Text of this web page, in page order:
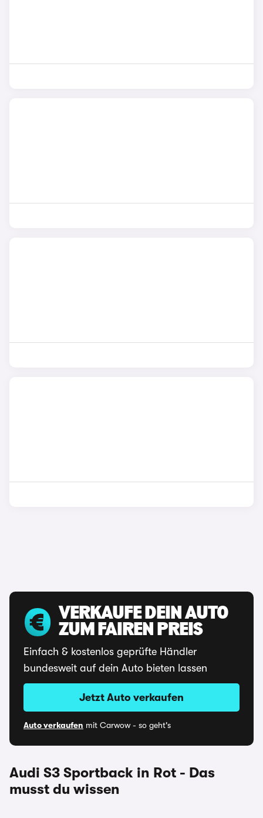
VERKAUFE DEIN AUTO
ZUM FAIREN PREIS
Einfach & kostenlos geprüfte Händler
bundesweit auf dein Auto bieten lassen
Jetzt Auto verkaufen
Auto verkaufen mit Carwow - so geht's
Audi S3 Sportback in Rot - Das
musst du wissen